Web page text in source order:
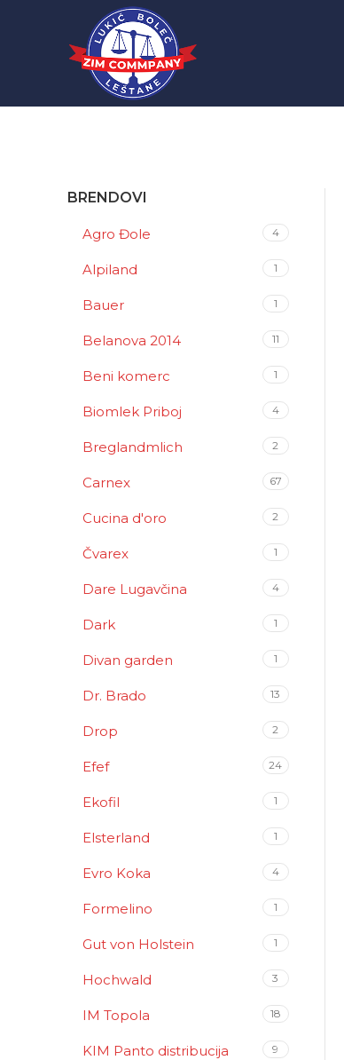
BRENDOVI
Agro Đole 4
Alpiland 1
Bauer 1
Belanova 2014 11
Beni komerc 1
Biomlek Priboj 4
Breglandmlich 2
Carnex 67
Cucina d'oro 2
Čvarex 1
Dare Lugavčina 4
Dark 1
Divan garden 1
Dr. Brado 13
Drop 2
Efef 24
Ekofil 1
Elsterland 1
Evro Koka 4
Formelino 1
Gut von Holstein 1
Hochwald 3
IM Topola 18
KIM Panto distribucija 9